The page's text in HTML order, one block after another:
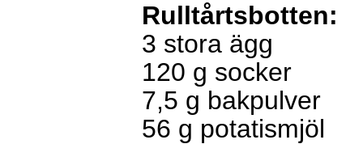
Rulltårtsbotten:
3 stora ägg
120 g socker
7,5 g bakpulver
56 g potatismjöl